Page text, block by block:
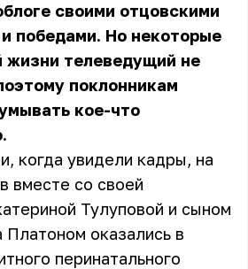
своими отцовскими
победами. Но некоторые
жизни телеведущий не
поклонникам
кое-что
когда увидели кадры, на
вместе со своей
Тулуповой и сыном
Платоном оказались в
перинатального